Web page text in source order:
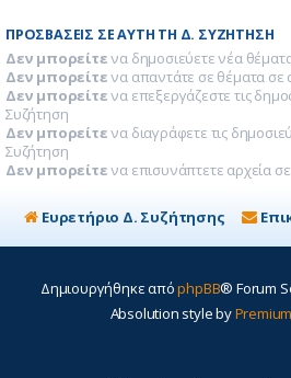
ΠΡΟΣΒΆΣΕΙΣ ΣΕ ΑΥΤΉ ΤΗ Δ. ΣΥΖΉΤΗΣΗ
Δεν μπορείτενα δημοσιεύετε νέα
Δεν μπορείτενα απαντάτε σε θέματα σε
Δεν μπορείτενα επεξεργάζεστε τις
Συζήτηση
Δεν μπορείτενα διαγράφετε τις
Συζήτηση
Δεν μπορείτενα επισυνάπτετε αρχεία
Ευρετήριο Δ. Συζήτησης
Δημιουργήθηκε απόphpBB® Forum
Absolution style by